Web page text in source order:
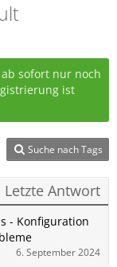
sofort nur noch
ist
Suche nach Tags
Letzte Antwort
- Konfiguration
6. September 2024